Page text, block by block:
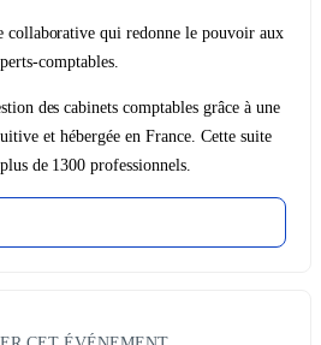
qui redonne le pouvoir aux
comptables.
des cabinets comptables grâce à une
et hébergée en France. Cette suite
de 1300 professionnels.